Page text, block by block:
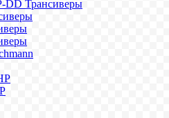
DD Трансиверы